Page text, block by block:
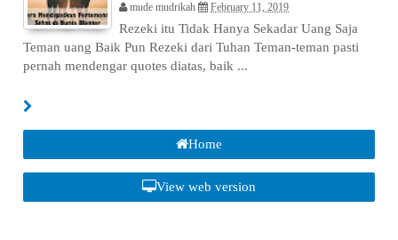
mude mudrikah February 11, 2019
Rezeki itu Tidak Hanya Sekadar Uang Saja
Teman uang Baik Pun Rezeki dari Tuhan Teman-teman pasti
pernah mendengar quotes diatas, baik ...
Home
View web version